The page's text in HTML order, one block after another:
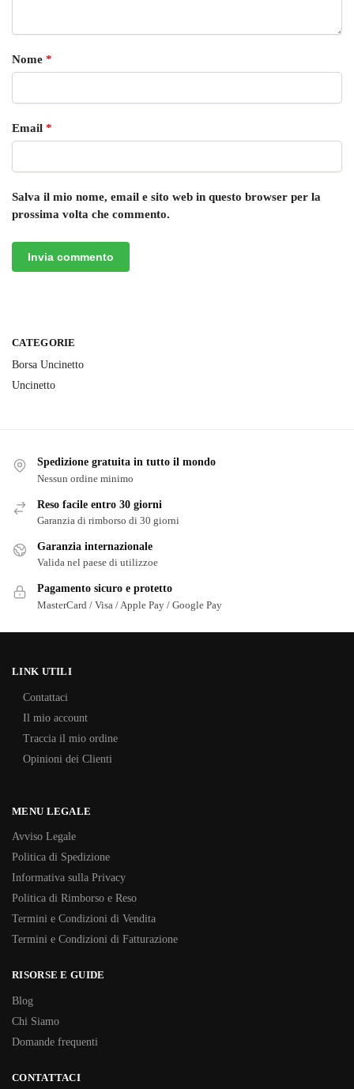
Nome *
Email *
Salva il mio nome, email e sito web in questo browser per la
prossima volta che commento.
CATEGORIE
Borsa Uncinetto
Uncinetto
Spedizione gratuita in tutto il mondo
Nessun ordine minimo
Reso facile entro 30 giorni
Garanzia di rimborso di 30 giorni
Garanzia internazionale
Valida nel paese di utilizzoe
Pagamento sicuro e protetto
MasterCard / Visa / Apple Pay / Google Pay
LINK UTILI
Contattaci
Il mio account
Traccia il mio ordine
Opinioni dei Clienti
MENU LEGALE
Avviso Legale
Politica di Spedizione
Informativa sulla Privacy
Politica di Rimborso e Reso
Termini e Condizioni di Vendita
Termini e Condizioni di Fatturazione
RISORSE E GUIDE
Blog
Chi Siamo
Domande frequenti
CONTATTACI